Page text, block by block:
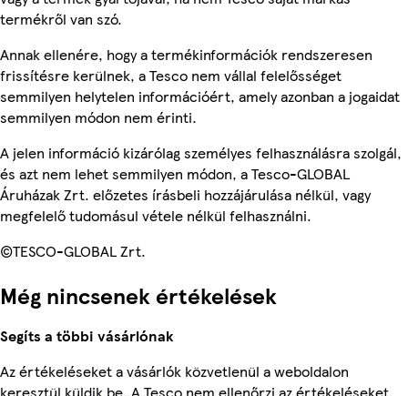
termékről van szó.
Annak ellenére, hogy a termékinformációk rendszeresen
frissítésre kerülnek, a Tesco nem vállal felelősséget
semmilyen helytelen információért, amely azonban a jogaidat
semmilyen módon nem érinti.
A jelen információ kizárólag személyes felhasználásra szolgál,
és azt nem lehet semmilyen módon, a Tesco-GLOBAL
Áruházak Zrt. előzetes írásbeli hozzájárulása nélkül, vagy
megfelelő tudomásul vétele nélkül felhasználni.
©TESCO-GLOBAL Zrt.
Még nincsenek értékelések
Segíts a többi vásárlónak
Az értékeléseket a vásárlók közvetlenül a weboldalon
keresztül küldik be. A Tesco nem ellenőrzi az értékeléseket.